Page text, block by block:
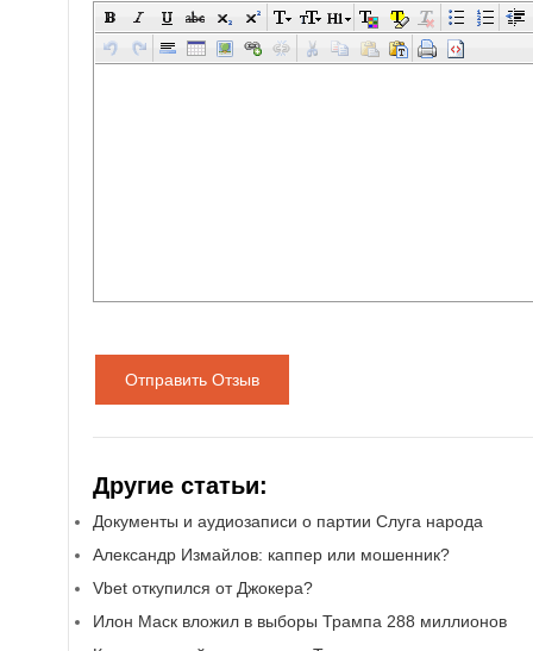
Отправить Отзыв
Другие статьи:
Документы и аудиозаписи о партии Слуга народа
Александр Измайлов: каппер или мошенник?
Vbet откупился от Джокера?
Илон Маск вложил в выборы Трампа 288 миллионов